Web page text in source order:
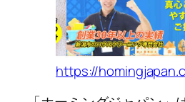
https://